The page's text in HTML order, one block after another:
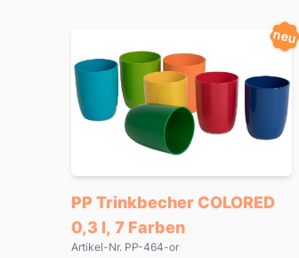
neu
PP Trinkbecher COLORED
0,3 l, 7 Farben
Artikel-Nr. PP-464-or